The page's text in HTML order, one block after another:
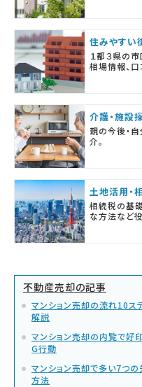
住みやすい
１都３県の
相場情報、口
介護・施設
親の今後・
介。
土地活用・
相続税の基
な方法など
不動産売却の記事
マンション売却の流れ10ス
解説
マンション売却の内覧で好
G行動
マンション売却で多い7つ
方法